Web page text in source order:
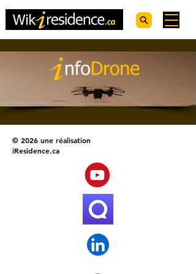
© 2026 une réalisation
iResidence.ca